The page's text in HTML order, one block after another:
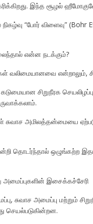
இந்த சூழல்
நிகழ்வு “போர் விளைவு”
என்ன நடக்கும்?
வலிமையானவை
கடுமையான சிறுநீரக
சுவாச அமிலத்தன்மையை
தொடர்ந்தால் ஒழுங்கற்ற
அமைப்புகளின் இசைக்கச்சேரி
சுவாச அமைப்பு மற்றும்
செயல்படுகின்றன.